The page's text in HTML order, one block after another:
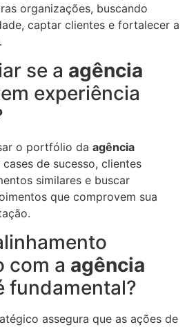
organizações, buscando
captar clientes e fortalecer a
se a agência
experiência
o portfólio da agência
de sucesso, clientes
similares e buscar
que comprovem sua
com a agência
fundamental?
assegura que as ações de